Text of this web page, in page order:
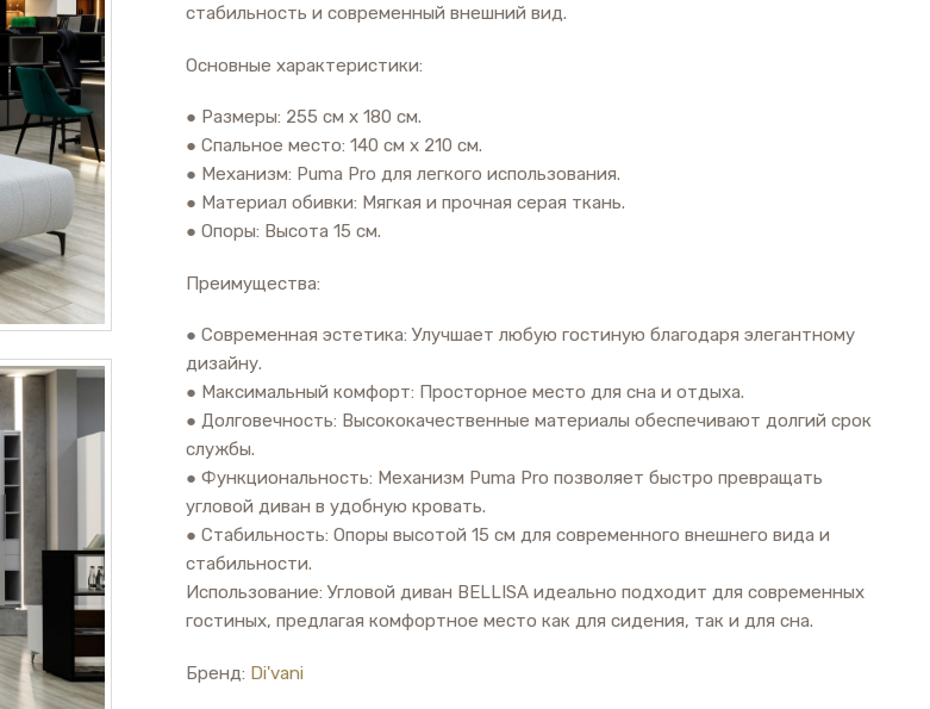
стабильность и современный внешний вид.
Основные характеристики:
● Размеры: 255 см x 180 см.
● Спальное место: 140 см x 210 см.
● Механизм: Puma Pro для легкого использования.
● Материал обивки: Мягкая и прочная серая ткань.
● Опоры: Высота 15 см.
Преимущества:
● Современная эстетика: Улучшает любую гостиную благодаря элегантному
дизайну.
● Максимальный комфорт: Просторное место для сна и отдыха.
● Долговечность: Высококачественные материалы обеспечивают долгий срок
службы.
● Функциональность: Механизм Puma Pro позволяет быстро превращать
угловой диван в удобную кровать.
● Стабильность: Опоры высотой 15 см для современного внешнего вида и
стабильности.
Использование: Угловой диван BELLISA идеально подходит для современных
гостиных, предлагая комфортное место как для сидения, так и для сна.
Бренд: Di'vani